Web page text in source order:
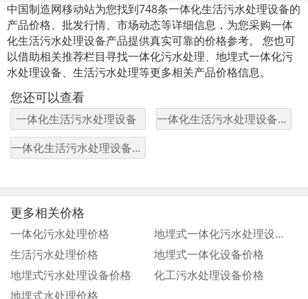
中国制造网移动站为您找到748条一体化生活污水处理设备的
产品价格、批发行情、市场动态等详细信息，为您采购一体
化生活污水处理设备产品提供真实可靠的价格参考。 您也可
以借助相关推荐栏目寻找一体化污水处理、地埋式一体化污
水处理设备、生活污水处理等更多相关产品价格信息。
您还可以查看
一体化生活污水处理设备
一体化生活污水处理设备图片
一体化生活污水处理设备厂家
更多相关价格
一体化污水处理价格
地埋式一体化污水处理设备价格
生活污水处理价格
地埋式一体化设备价格
地埋式污水处理设备价格
化工污水处理设备价格
地埋式水处理价格